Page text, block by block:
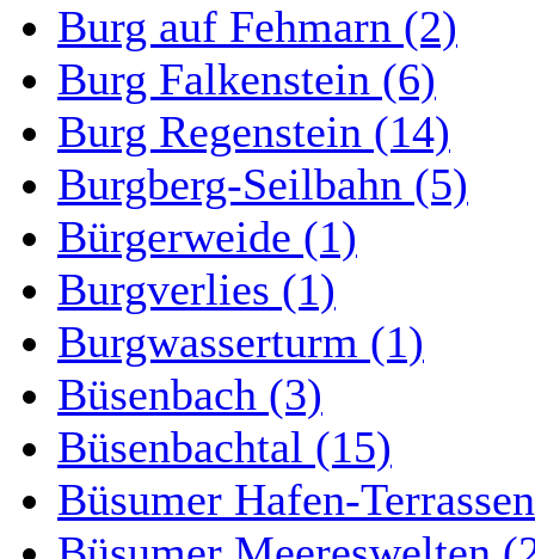
Burg auf Fehmarn (2)
Burg Falkenstein (6)
Burg Regenstein (14)
Burgberg-Seilbahn (5)
Bürgerweide (1)
Burgverlies (1)
Burgwasserturm (1)
Büsenbach (3)
Büsenbachtal (15)
Büsumer Hafen-